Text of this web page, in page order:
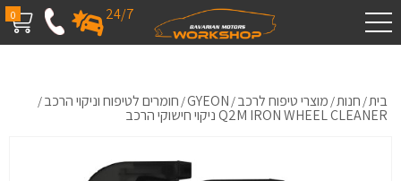
0 24/7
בית/ חנות/ מוצרי טיפוח לרכב/
GYEON
/ חומרים לטיפוח וניקוי הרכב/
Q2M IRON WHEEL CLEANER ניקוי חישוקי הרכב